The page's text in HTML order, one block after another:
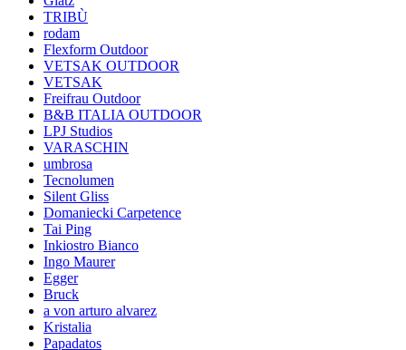
TRIBÙ
rodam
Flexform Outdoor
VETSAK OUTDOOR
VETSAK
Freifrau Outdoor
B&B ITALIA OUTDOOR
LPJ Studios
VARASCHIN
umbrosa
Tecnolumen
Silent Gliss
Domaniecki Carpetence
Tai Ping
Inkiostro Bianco
Ingo Maurer
Egger
Bruck
a von arturo alvarez
Kristalia
Papadatos